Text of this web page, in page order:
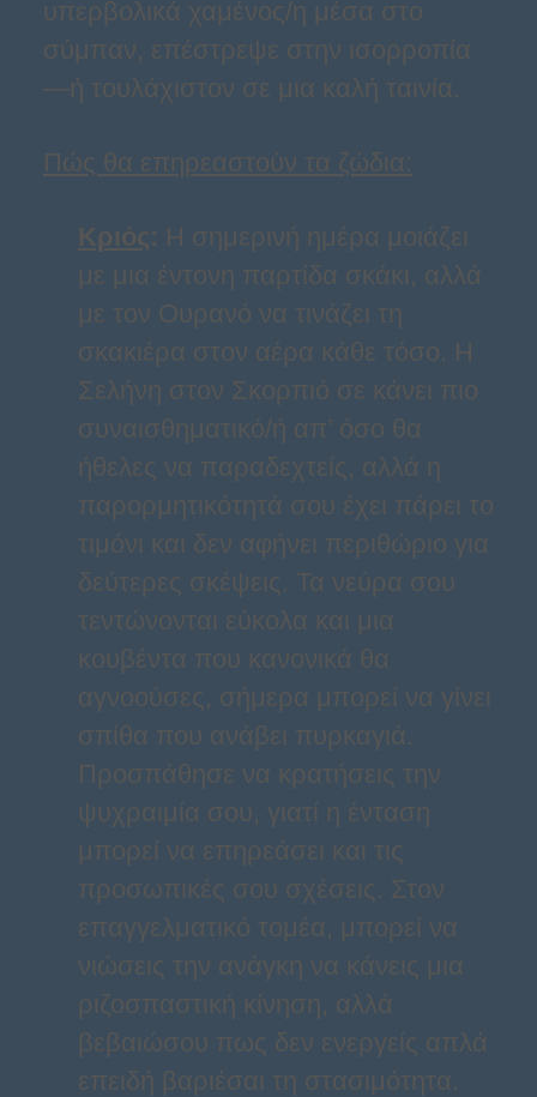
υπερβολικά χαμένος/η μέσα στο
σύμπαν, επέστρεψε στην ισορροπία
—ή τουλάχιστον σε μια καλή ταινία.
Πώς θα επηρεαστούν τα ζώδια:
Κριός: Η σημερινή ημέρα μοιάζει
με μια έντονη παρτίδα σκάκι, αλλά
με τον Ουρανό να τινάζει τη
σκακιέρα στον αέρα κάθε τόσο. Η
Σελήνη στον Σκορπιό σε κάνει πιο
συναισθηματικό/ή απ’ όσο θα
ήθελες να παραδεχτείς, αλλά η
παρορμητικότητά σου έχει πάρει το
τιμόνι και δεν αφήνει περιθώριο για
δεύτερες σκέψεις. Τα νεύρα σου
τεντώνονται εύκολα και μια
κουβέντα που κανονικά θα
αγνοούσες, σήμερα μπορεί να γίνει
σπίθα που ανάβει πυρκαγιά.
Προσπάθησε να κρατήσεις την
ψυχραιμία σου, γιατί η ένταση
μπορεί να επηρεάσει και τις
προσωπικές σου σχέσεις. Στον
επαγγελματικό τομέα, μπορεί να
νιώσεις την ανάγκη να κάνεις μια
ριζοσπαστική κίνηση, αλλά
βεβαιώσου πως δεν ενεργείς απλά
επειδή βαριέσαι τη στασιμότητα.